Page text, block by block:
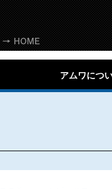
→ HOME
アムワにつ